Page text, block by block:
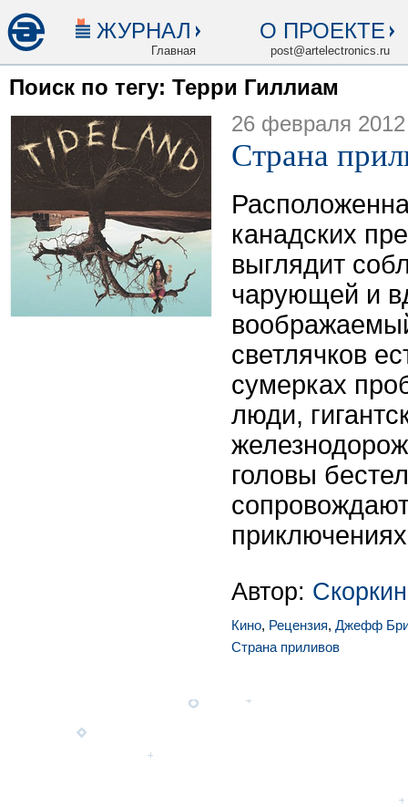
ЖУРНАЛ
Главная
О ПРОЕКТЕ
post@artelectronics.ru
Поиск по тегу: Терри Гиллиам
26 февраля 2012
Страна
канадских
выглядит
чарующей и
светлячков
сумерках
люди,
головы
Автор:
Кино, Рецензия, Джефф
Страна приливов